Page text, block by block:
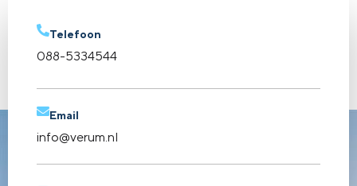
Telefoon
088-5334544
Email
info@verum.nl